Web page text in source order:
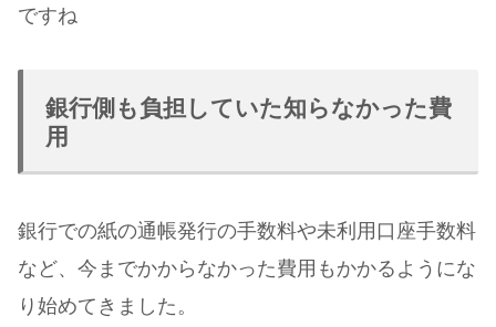
ですね
銀行側も負担していた知らなかった費
用
銀行での紙の通帳発行の手数料や未利用口座手数料
など、今までかからなかった費用もかかるようにな
り始めてきました。